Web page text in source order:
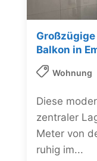
Balkon in
Wohnung
Diese
zentraler
Meter von
ruhig im...